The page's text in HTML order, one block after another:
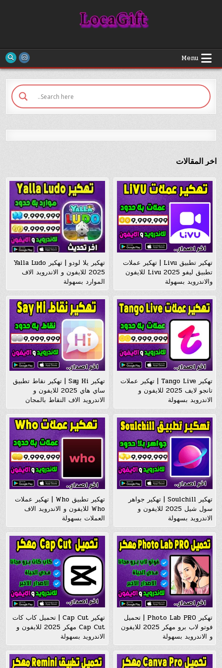
Menu
اخر المقالات
تهكير يلا لودو | تهكير Yalla Ludo
2025 للايفون و الاندرويد الاف
الموارد بسهولة
تهكير تطبيق Livu | تهكير عملات
تطبيق ليفو Livu 2025 للايفون
والاندرويد بسهولة
تهكير Say Hi | تهكير نقاط تطبيق
ساي هاي 2025 للايفون و
الاندرويد الاف النقاط بالمجان
تهكير Tango Live | تهكير عملات
تانجو لايف 2025 للايفون و
الاندرويد بسهولة
تهكير تطبيق Who | تهكير عملات
Who للايفون و الاندرويد الاف
العملات بسهولة
تهكير Soulchill | تهكير جواهر
سول شيل 2025 للايفون و
الاندرويد بسهولة
تهكير Cap Cut | تحميل كاب كات
Cap Cut مهكر 2025 للايفون و
الاندرويد بسهولة
تهكير Photo Lab PRO | تحميل
فوتو لاب برو مهكر 2025 للايفون
و الاندرويد بسهولة